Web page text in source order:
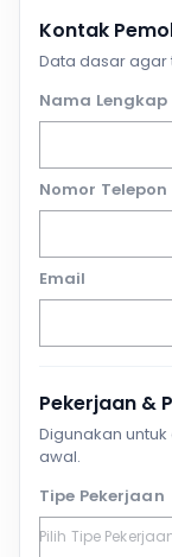
Kontak
Data dasar agar
Nama Lengkap
Nomor Telepon
Email
Pekerjaan &
Digunakan
awal.
Tipe Pekerjaan